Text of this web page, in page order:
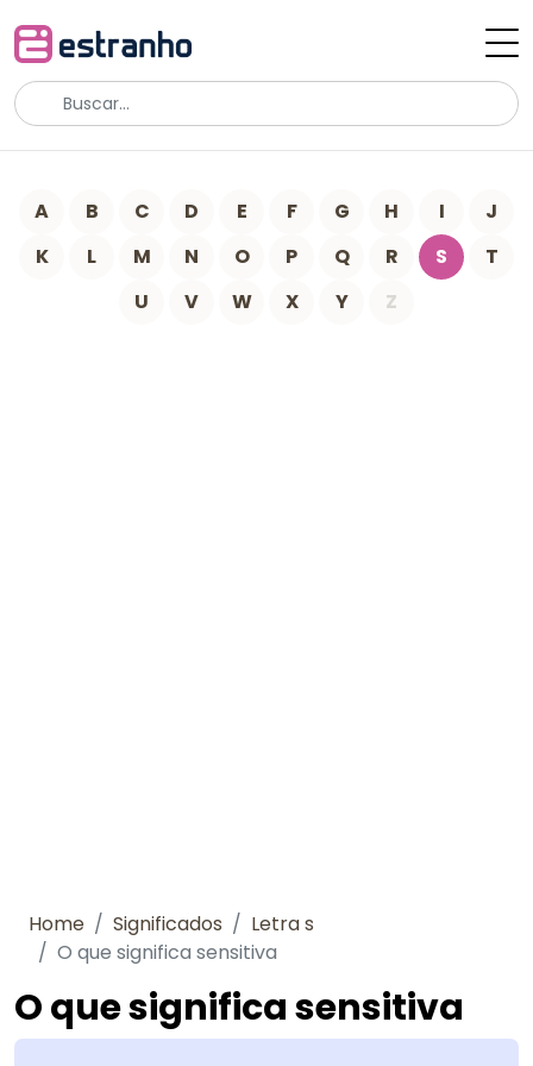
A B C D E F G H I
J
K
L M N O P Q R S
T
U
V W X Y Z
Home Significados
Letra s
O que significa sensitiva
O que significa sensitiva